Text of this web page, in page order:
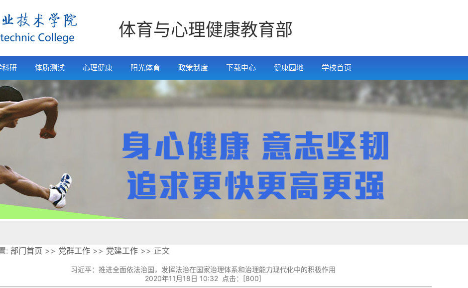
体育与心理健康教育部
科研 体质测试 心理健康 阳光体育 政策制度 下载中心 健康园地 学校首页
: 部门首页 >> 党群工作 >> 党建工作 >> 正文
习近平：推进全面依法治国，发挥法治在国家治理体系和治理能力现代化中的积极作用
2020年11月18日 10:32 点击：[800]